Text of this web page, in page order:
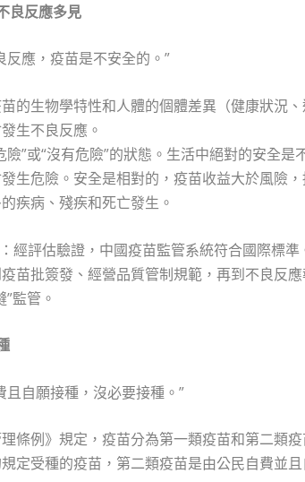
良反應多見
反應，疫苗是不安全的。”
的生物學特性和人體的個體差異（健康狀況
生不良反應。
”或“沒有危險”的狀態。生活中絕對的安全是
生危險。安全是相對的，疫苗收益大於風險
疾病、殘疾和死亡發生。
經評估驗證，中國疫苗監管系統符合國際標
苗批簽發、經營品質管制規範，再到不良反
監管。
且自願接種，沒必要接種。”
條例》規定，疫苗分為第一類疫苗和第二類
定受種的疫苗，第二類疫苗是由公民自費並且